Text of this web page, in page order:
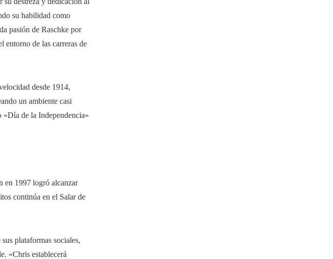
su habilidad como
pasión de Raschke por
entorno de las carreras de
desde 1914,
un ambiente casi
«Día de la Independencia»
en 1997 logró alcanzar
continúa en el Salar de
plataformas sociales,
«Chris establecerá